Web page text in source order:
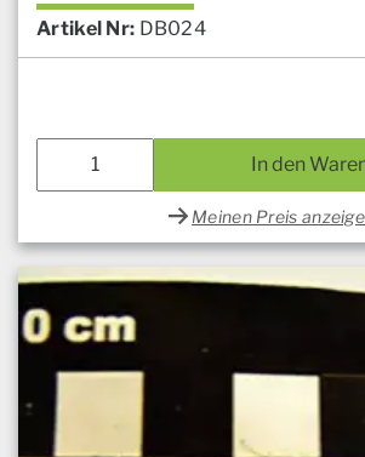
Artikel Nr: DB024
In den
Meinen Preis